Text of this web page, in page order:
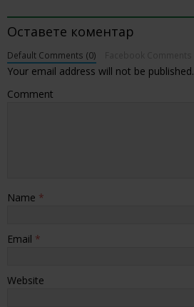
Оставете коментар
Default Comments (0)
Your email address will not be published.
Comment
Name *
Email *
Website